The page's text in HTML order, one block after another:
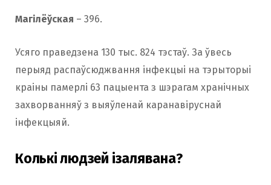
Магілёўская – 396.
Усяго праведзена 130 тыс. 824 тэстаў. За ўвесь
перыяд распаўсюджвання інфекцыі на тэрыторыі
краіны памерлі 63 пацыента з шэрагам хранічных
захворванняў з выяўленай каранавіруснай
інфекцыяй.
Колькі людзей ізалявана?